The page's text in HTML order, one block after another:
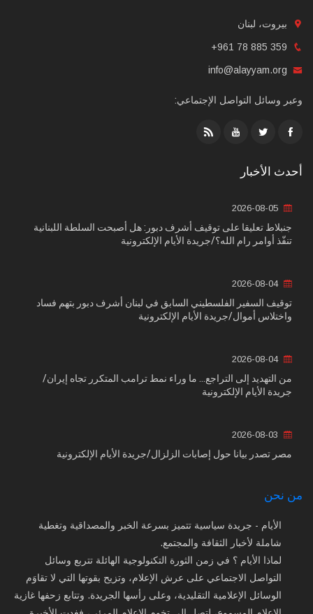
بيروت، لبنان
+961 78 885 359
info@alayyam.org
وعبر وسائل التواصل الإجتماعي:
أحدث الأخبار
جنبلاط تعليقا على توقيف أشرف دبور: هل أصبحت السلطة اللبنانية
تنفّذ أوامر رام الله؟/جريدة الأيام الإلكترونية
2026-08-04
توقيف السفير الفلسطيني السابق في لبنان أشرف دبور بتهم فساد
واختلاس أموال/جريدة الأيام الإلكترونية
2026-08-04
من التهديد إلى التراجع... ما وراء نمط ترامب المتكرر تجاه إيران/
جريدة الأيام الإلكترونية
مصر تصدر بيانا حول إصابات الزلزال/جريدة الأيام الإلكترونية
من نحن
الأيام - جريدة سياسية تتميز بسرعة الخبر والمصداقية وتغطية
شاملة لأخبار الثقافة والمجتمع.
لماذا الأيام ؟ في زمن الثورة التكنولوجية الهائلة تتربع وسائل
التواصل الاجتماعي على عرش الإعلام، وتزيح بقوتها التي لا تقاوَم
الوسائل الإعلامية التقليدية، وعلى رأسها الجريدة. وتتابع زحفها غازية